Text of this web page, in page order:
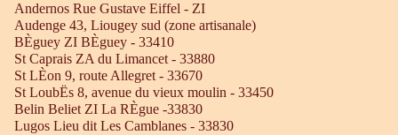
Andernos Rue Gustave Eiffel - ZI
Audenge 43, Liougey sud (zone artisanale)
BÈguey ZI BÈguey - 33410
St Caprais ZA du Limancet - 33880
St LÈon 9, route Allegret - 33670
St LoubËs 8, avenue du vieux moulin - 33450
Belin Beliet ZI La RÈgue -33830
Lugos Lieu dit Les Camblanes - 33830